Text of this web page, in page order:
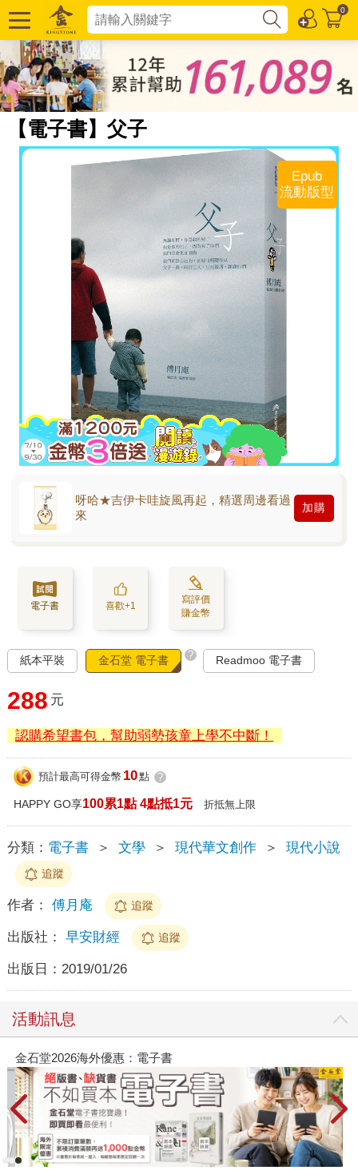
0
【電子書】父子
Epub
流動版型
呀哈★吉伊卡哇旋風再起，精選周邊看過
來
加購
電子書 喜歡+1
寫評價
賺金幣
紙本平裝 金石堂 電子書 ? Readmoo 電子書
288 元
認購希望書包，幫助弱勢孩童上學不中斷！
預計最高可得金幣 10點 ?
HAPPY GO享100累1點 4點抵1元 折抵無上限
分類： 電子書 ＞ 文學 ＞ 現代華文創作 ＞ 現代小說
追蹤
作者： 傅月庵 追蹤
出版社： 早安財經 追蹤
出版日： 2019/01/26
活動訊息
金石堂2026海外優惠：電子書